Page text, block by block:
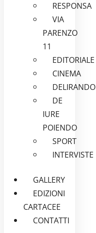
RESPONSA
VIA
PARENZO
11
EDITORIALE
CINEMA
DELIRANDO
DE
IURE
POIENDO
SPORT
INTERVISTE
GALLERY
EDIZIONI
CARTACEE
CONTATTI